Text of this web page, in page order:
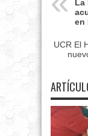
La
en
UCR El